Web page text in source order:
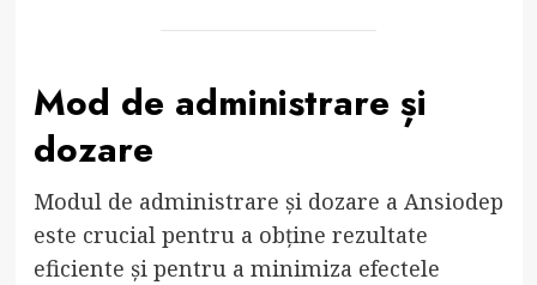
Mod de administrare și
dozare
Modul de administrare și dozare a Ansiodep
este crucial pentru a obține rezultate
eficiente și pentru a minimiza efectele